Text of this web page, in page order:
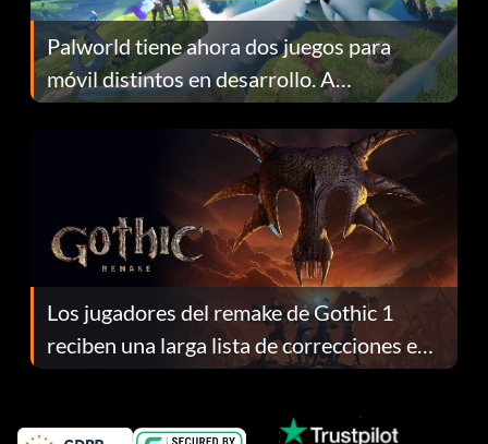
Palworld tiene ahora dos juegos para
móvil distintos en desarrollo. A
continuación te explicamos por qué.
Los jugadores del remake de Gothic 1
reciben una larga lista de correcciones en
el parche 1.0.4